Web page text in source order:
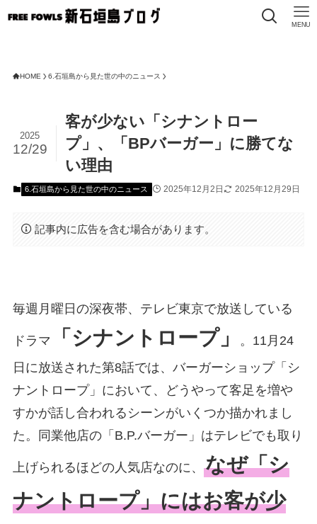
MENU
HOME 6.石垣島から見た世の中のニュース
客が少ない「シナントロー
プ」、「BPバーガー」に勝てな
い理由
2025
12/29
6.石垣島から見た世の中のニュース 2025年12月2日 2025年12月29日
記事内に広告を含む場合があります。
毎週月曜日の深夜帯、テレビ東京で放送している
ドラマ 「シナントロープ」
。11月24
日に放送された第8話では、バーガーショップ「シ
ナントロープ」において、どうやって客足を増や
すかが話し合われるシーンがいくつか描かれまし
た。同業他店の「B.P.バーガー」はテレビでも取り
上げられるほどの人気店なのに、 なぜ「シ
ナントロープ」にはお客が少